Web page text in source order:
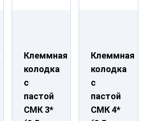
Клеммная
колодка
с
пастой
СМК 3*
Клеммная
колодка
с
пастой
СМК 4*